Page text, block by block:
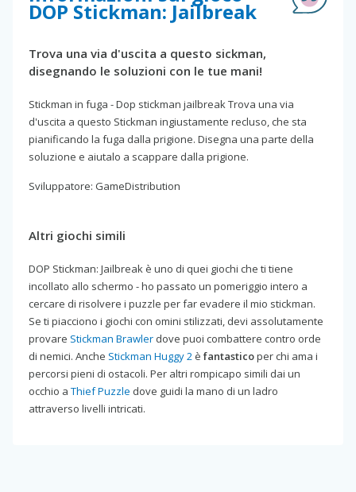
DOP Stickman: Jailbreak
Trova una via d'uscita a questo sickman,
disegnando le soluzioni con le tue mani!
Stickman in fuga - Dop stickman jailbreak Trova una via
d'uscita a questo Stickman ingiustamente recluso, che sta
pianificando la fuga dalla prigione. Disegna una parte della
soluzione e aiutalo a scappare dalla prigione.
Sviluppatore: GameDistribution
Altri giochi simili
DOP Stickman: Jailbreak è uno di quei giochi che ti tiene
incollato allo schermo - ho passato un pomeriggio intero a
cercare di risolvere i puzzle per far evadere il mio stickman.
Se ti piacciono i giochi con omini stilizzati, devi assolutamente
provare Stickman Brawler dove puoi combattere contro orde
di nemici. Anche Stickman Huggy 2 è fantasticoper chi ama i
percorsi pieni di ostacoli. Per altri rompicapo simili dai un
occhio a Thief Puzzle dove guidi la mano di un ladro
attraverso livelli intricati.